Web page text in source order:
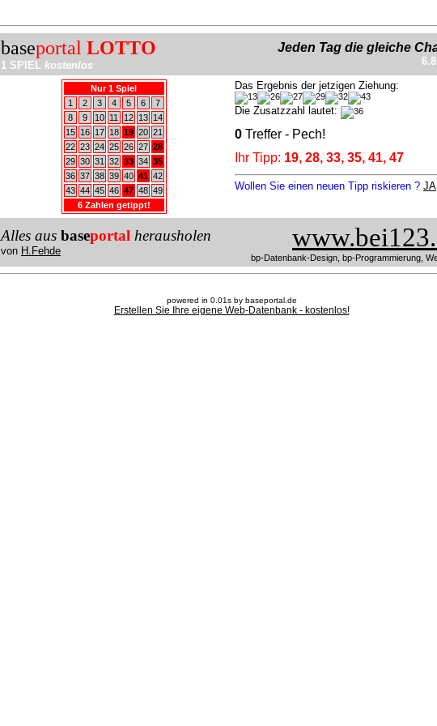
baseportal LOTTO
1 SPIEL kostenlos
Jeden Tag die gleiche
Nur 1 Spiel
1
2 3 4 5 6
7
8
9 10 11 12 13
14
15
16 17 18 19 20 21
22 23 24 25 26 27 28
29 30 31 32 33 34 35
36 37 38 39 40 41 42
43 44 45 46 47 48 49
6 Zahlen getippt!
Das Ergebnis der jetzigen Ziehung:
Die Zusatzzahl lautet:
0 Treffer - Pech!
Ihr Tipp: 19, 28, 33, 35, 41, 47
Wollen Sie einen neuen Tipp riskieren ? JA
Alles aus baseportal herausholen
von H.Fehde
bp-Datenbank-Design, bp-Programmierung,
powered in 0.01s by baseportal.de
Erstellen Sie Ihre eigene Web-Datenbank - kostenlos!